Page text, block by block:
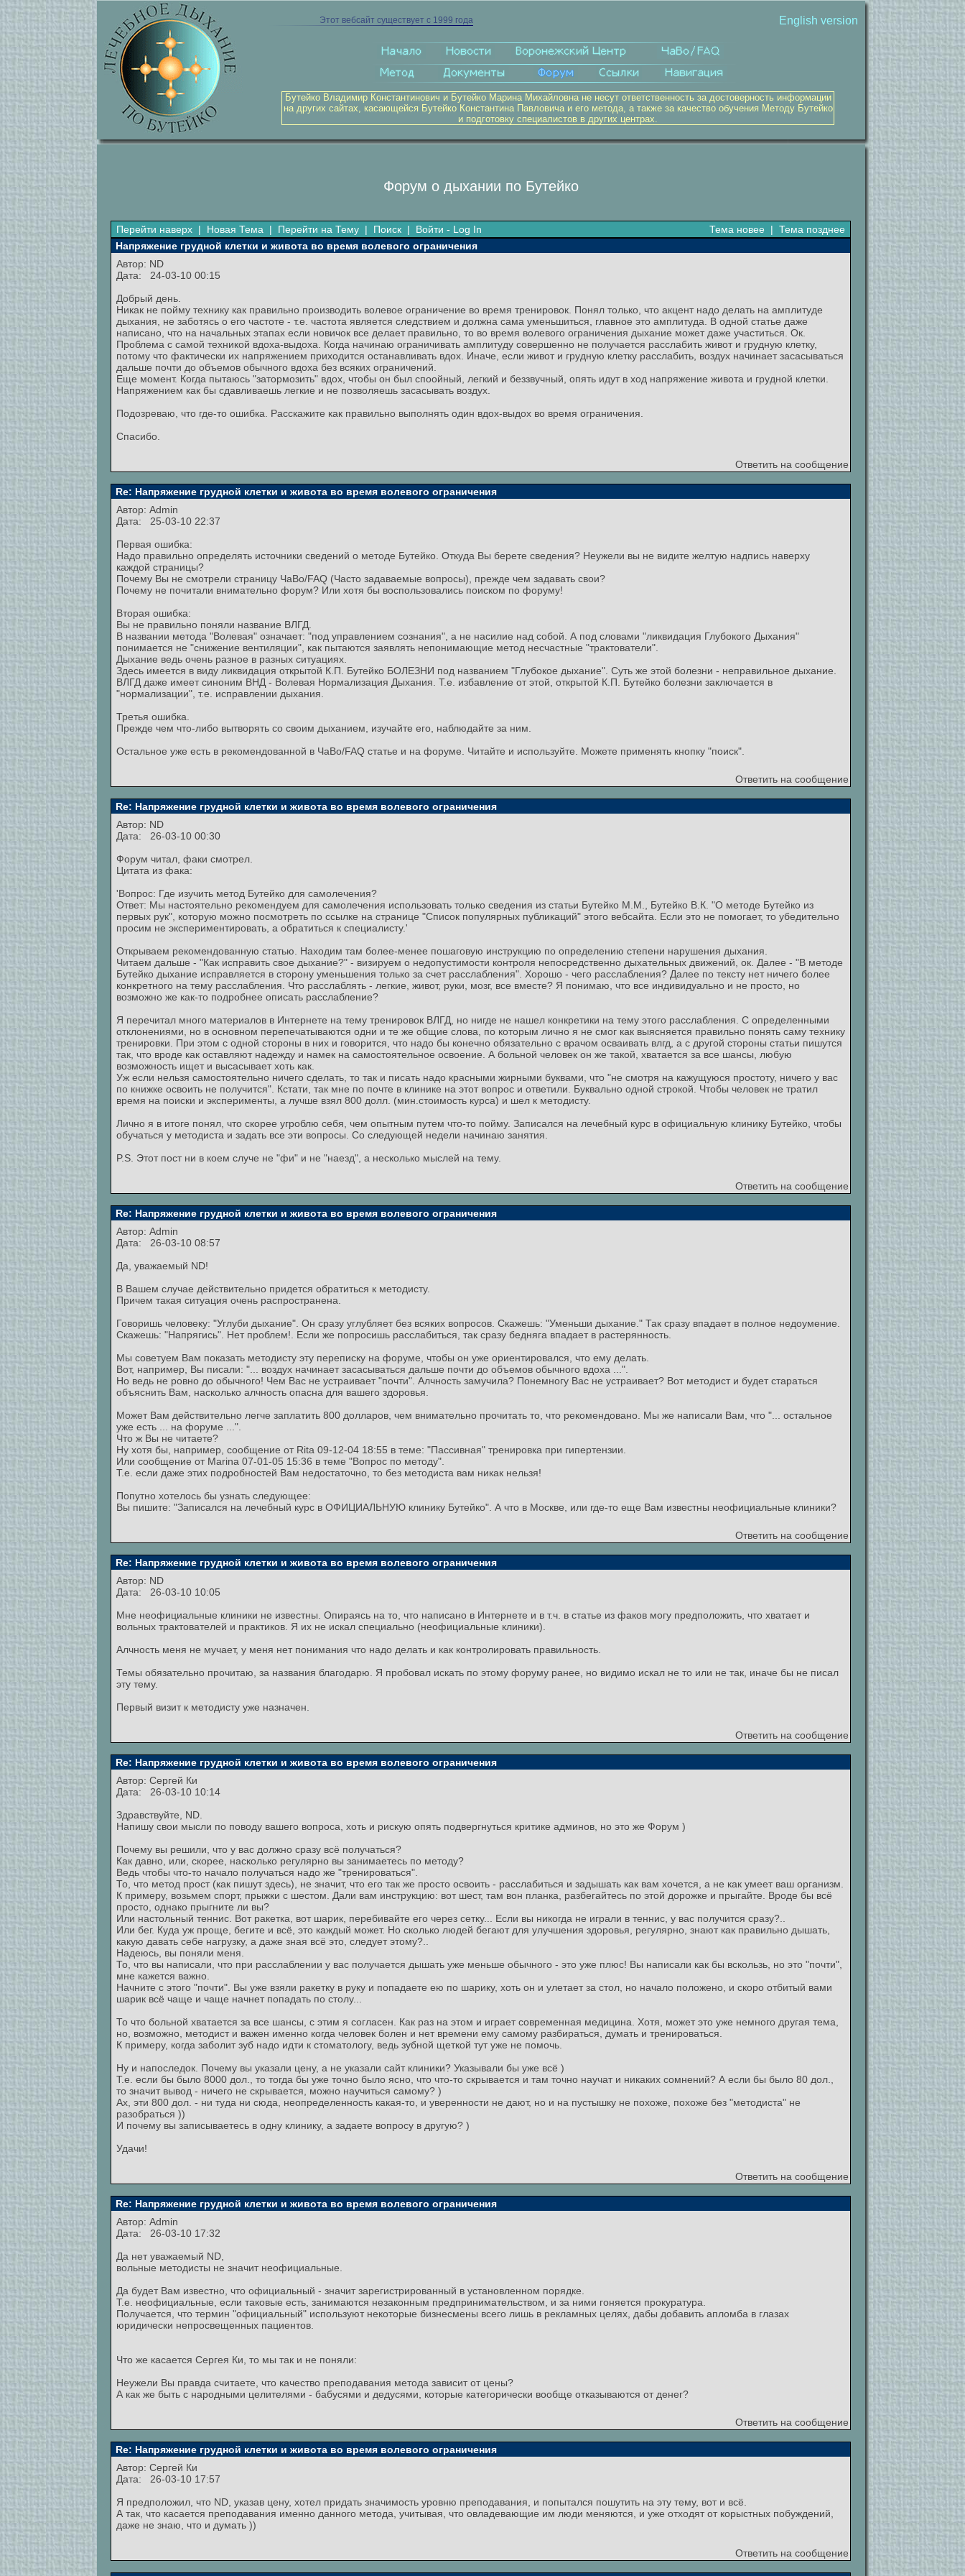
Этот вебсайт существует с 1999 года English version
Бутейко Владимир Константинович и Бутейко Марина Михайловна не несут ответственность за достоверность информации
на других сайтах, касающейся Бутейко Константина Павловича и его метода, а также за качество обучения Методу Бутейко
и подготовку специалистов в других центрах.
Форум о дыхании по Бутейко
Перейти наверх | Новая Тема | Перейти на Тему | Поиск | Войти - Log In Тема новее | Тема позднее
Напряжение грудной клетки и живота во время волевого ограничения
Автор: ND
Дата: 24-03-10 00:15
Добрый день.
Никак не пойму технику как правильно производить волевое ограничение во время тренировок. Понял только, что акцент надо делать на амплитуде
дыхания, не заботясь о его частоте - т.е. частота является следствием и должна сама уменьшиться, главное это амплитуда. В одной статье даже
написано, что на начальных этапах если новичок все делает правильно, то во время волевого ограничения дыхание может даже участиться. Ок.
Проблема с самой техникой вдоха-выдоха. Когда начинаю ограничивать амплитуду совершенно не получается расслабить живот и грудную клетку,
потому что фактически их напряжением приходится останавливать вдох. Иначе, если живот и грудную клетку расслабить, воздух начинает засасываться
дальше почти до объемов обычного вдоха без всяких ограничений.
Еще момент. Когда пытаюсь "затормозить" вдох, чтобы он был споойный, легкий и беззвучный, опять идут в ход напряжение живота и грудной клетки.
Напряжением как бы сдавливаешь легкие и не позволяешь засасывать воздух.
Подозреваю, что где-то ошибка. Расскажите как правильно выполнять один вдох-выдох во время ограничения.
Спасибо.
Ответить на сообщение
Re: Напряжение грудной клетки и живота во время волевого ограничения
Автор: Admin
Дата: 25-03-10 22:37
Первая ошибка:
Надо правильно определять источники сведений о методе Бутейко. Откуда Вы берете сведения? Неужели вы не видите желтую надпись наверху
каждой страницы?
Почему Вы не смотрели страницу ЧаВо/FAQ (Часто задаваемые вопросы), прежде чем задавать свои?
Почему не почитали внимательно форум? Или хотя бы воспользовались поиском по форуму!
Вторая ошибка:
Вы не правильно поняли название ВЛГД.
В названии метода "Волевая" означает: "под управлением сознания", а не насилие над собой. А под словами "ликвидация Глубокого Дыхания"
понимается не "снижение вентиляции", как пытаются заявлять непонимающие метод несчастные "трактователи".
Дыхание ведь очень разное в разных ситуациях.
Здесь имеется в виду ликвидация открытой К.П. Бутейко БОЛЕЗНИ под названием "Глубокое дыхание". Суть же этой болезни - неправильное дыхание.
ВЛГД даже имеет синоним ВНД - Волевая Нормализация Дыхания. Т.е. избавление от этой, открытой К.П. Бутейко болезни заключается в
"нормализации", т.е. исправлении дыхания.
Третья ошибка.
Прежде чем что-либо вытворять со своим дыханием, изучайте его, наблюдайте за ним.
Остальное уже есть в рекомендованной в ЧаВо/FAQ статье и на форуме. Читайте и используйте. Можете применять кнопку "поиск".
Ответить на сообщение
Re: Напряжение грудной клетки и живота во время волевого ограничения
Автор: ND
Дата: 26-03-10 00:30
Форум читал, факи смотрел.
Цитата из фака:
'Вопрос: Где изучить метод Бутейко для самолечения?
Ответ: Мы настоятельно рекомендуем для самолечения использовать только сведения из статьи Бутейко М.М., Бутейко В.К. "О методе Бутейко из
первых рук", которую можно посмотреть по ссылке на странице "Список популярных публикаций" этого вебсайта. Если это не помогает, то убедительно
просим не экспериментировать, а обратиться к специалисту.'
Открываем рекомендованную статью. Находим там более-менее пошаговую инструкцию по определению степени нарушения дыхания.
Читаем дальше - "Как исправить свое дыхание?" - визируем о недопустимости контроля непосредственно дыхательных движений, ок. Далее - "В методе
Бутейко дыхание исправляется в сторону уменьшения только за счет расслабления". Хорошо - чего расслабления? Далее по тексту нет ничего более
конкретного на тему расслабления. Что расслаблять - легкие, живот, руки, мозг, все вместе? Я понимаю, что все индивидуально и не просто, но
возможно же как-то подробнее описать расслабление?
Я перечитал много материалов в Интернете на тему тренировок ВЛГД, но нигде не нашел конкретики на тему этого расслабления. С определенными
отклонениями, но в основном перепечатываются одни и те же общие слова, по которым лично я не смог как выясняется правильно понять саму технику
тренировки. При этом с одной стороны в них и говорится, что надо бы конечно обязательно с врачом осваивать влгд, а с другой стороны статьи пишутся
так, что вроде как оставляют надежду и намек на самостоятельное освоение. А больной человек он же такой, хватается за все шансы, любую
возможность ищет и высасывает хоть как.
Уж если нельзя самостоятельно ничего сделать, то так и писать надо красными жирными буквами, что "не смотря на кажущуюся простоту, ничего у вас
по книжке освоить не получится". Кстати, так мне по почте в клинике на этот вопрос и ответили. Буквально одной строкой. Чтобы человек не тратил
время на поиски и эксперименты, а лучше взял 800 долл. (мин.стоимость курса) и шел к методисту.
Лично я в итоге понял, что скорее угроблю себя, чем опытным путем что-то пойму. Записался на лечебный курс в официальную клинику Бутейко, чтобы
обучаться у методиста и задать все эти вопросы. Со следующей недели начинаю занятия.
P.S. Этот пост ни в коем случе не "фи" и не "наезд", а несколько мыслей на тему.
Ответить на сообщение
Re: Напряжение грудной клетки и живота во время волевого ограничения
Автор: Admin
Дата: 26-03-10 08:57
Да, уважаемый ND!
В Вашем случае действительно придется обратиться к методисту.
Причем такая ситуация очень распространена.
Говоришь человеку: "Углуби дыхание". Он сразу углубляет без всяких вопросов. Скажешь: "Уменьши дыхание." Так сразу впадает в полное недоумение.
Скажешь: "Напрягись". Нет проблем!. Если же попросишь расслабиться, так сразу бедняга впадает в растерянность.
Мы советуем Вам показать методисту эту переписку на форуме, чтобы он уже ориентировался, что ему делать.
Вот, например, Вы писали: "... воздух начинает засасываться дальше почти до объемов обычного вдоха ...".
Но ведь не ровно до обычного! Чем Вас не устраивает "почти". Алчность замучила? Понемногу Вас не устраивает? Вот методист и будет стараться
объяснить Вам, насколько алчность опасна для вашего здоровья.
Может Вам действительно легче заплатить 800 долларов, чем внимательно прочитать то, что рекомендовано. Мы же написали Вам, что "... остальное
уже есть ... на форуме ...".
Что ж Вы не читаете?
Ну хотя бы, например, сообщение от Rita 09-12-04 18:55 в теме: "Пассивная" тренировка при гипертензии.
Или сообщение от Marina 07-01-05 15:36 в теме "Вопрос по методу".
Т.е. если даже этих подробностей Вам недостаточно, то без методиста вам никак нельзя!
Попутно хотелось бы узнать следующее:
Вы пишите: "Записался на лечебный курс в ОФИЦИАЛЬНУЮ клинику Бутейко". А что в Москве, или где-то еще Вам известны неофициальные клиники?
Ответить на сообщение
Re: Напряжение грудной клетки и живота во время волевого ограничения
Автор: ND
Дата: 26-03-10 10:05
Мне неофициальные клиники не известны. Опираясь на то, что написано в Интернете и в т.ч. в статье из факов могу предположить, что хватает и
вольных трактователей и практиков. Я их не искал специально (неофициальные клиники).
Алчность меня не мучает, у меня нет понимания что надо делать и как контролировать правильность.
Темы обязательно прочитаю, за названия благодарю. Я пробовал искать по этому форуму ранее, но видимо искал не то или не так, иначе бы не писал
эту тему.
Первый визит к методисту уже назначен.
Ответить на сообщение
Re: Напряжение грудной клетки и живота во время волевого ограничения
Автор: Сeргей Ки
Дата: 26-03-10 10:14
Здравствуйте, ND.
Напишу свои мысли по поводу вашего вопроса, хоть и рискую опять подвергнуться критике админов, но это же Форум )
Почему вы решили, что у вас должно сразу всё получаться?
Как давно, или, скорее, насколько регулярно вы занимаетесь по методу?
Ведь чтобы что-то начало получаться надо же "тренироваться".
То, что метод прост (как пишут здесь), не значит, что его так же просто освоить - расслабиться и задышать как вам хочется, а не как умеет ваш организм.
К примеру, возьмем спорт, прыжки с шестом. Дали вам инструкцию: вот шест, там вон планка, разбегайтесь по этой дорожке и прыгайте. Вроде бы всё
просто, однако прыгните ли вы?
Или настольный теннис. Вот ракетка, вот шарик, перебивайте его через сетку... Если вы никогда не играли в теннис, у вас получится сразу?..
Или бег. Куда уж проще, бегите и всё, это каждый может. Но сколько людей бегают для улучшения здоровья, регулярно, знают как правильно дышать,
какую давать себе нагрузку, а даже зная всё это, следует этому?..
Надеюсь, вы поняли меня.
То, что вы написали, что при расслаблении у вас получается дышать уже меньше обычного - это уже плюс! Вы написали как бы вскользь, но это "почти",
мне кажется важно.
Начните с этого "почти". Вы уже взяли ракетку в руку и попадаете ею по шарику, хоть он и улетает за стол, но начало положено, и скоро отбитый вами
шарик всё чаще и чаще начнет попадать по столу...
То что больной хватается за все шансы, с этим я согласен. Как раз на этом и играет современная медицина. Хотя, может это уже немного другая тема,
но, возможно, методист и важен именно когда человек болен и нет времени ему самому разбираться, думать и тренироваться.
К примеру, когда заболит зуб надо идти к стоматологу, ведь зубной щеткой тут уже не помочь.
Ну и напоследок. Почему вы указали цену, а не указали сайт клиники? Указывали бы уже всё )
Т.е. если бы было 8000 дол., то тогда бы уже точно было ясно, что что-то скрывается и там точно научат и никаких сомнений? А если бы было 80 дол.,
то значит вывод - ничего не скрывается, можно научиться самому? )
Ах, эти 800 дол. - ни туда ни сюда, неопределенность какая-то, и уверенности не дают, но и на пустышку не похоже, похоже без "методиста" не
разобраться ))
И почему вы записываетесь в одну клинику, а задаете вопросу в другую? )
Удачи!
Ответить на сообщение
Re: Напряжение грудной клетки и живота во время волевого ограничения
Автор: Admin
Дата: 26-03-10 17:32
Да нет уважаемый ND,
вольные методисты не значит неофициальные.
Да будет Вам известно, что официальный - значит зарегистрированный в установленном порядке.
Т.е. неофициальные, если таковые есть, занимаются незаконным предпринимательством, и за ними гоняется прокуратура.
Получается, что термин "официальный" используют некоторые бизнесмены всего лишь в рекламных целях, дабы добавить апломба в глазах
юридически непросвещенных пациентов.
Что же касается Сергея Ки, то мы так и не поняли:
Неужели Вы правда считаете, что качество преподавания метода зависит от цены?
А как же быть с народными целителями - бабусями и дедусями, которые категорически вообще отказываются от денег?
Ответить на сообщение
Re: Напряжение грудной клетки и живота во время волевого ограничения
Автор: Сeргей Ки
Дата: 26-03-10 17:57
Я предположил, что ND, указав цену, хотел придать значимость уровню преподавания, и попытался пошутить на эту тему, вот и всё.
А так, что касается преподавания именно данного метода, учитывая, что овладевающие им люди меняются, и уже отходят от корыстных побуждений,
даже не знаю, что и думать ))
Ответить на сообщение